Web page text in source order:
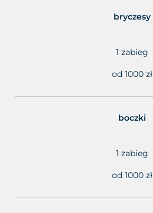
bryczesy
1 zabieg
od 1000 zł
boczki
1 zabieg
od 1000 zł